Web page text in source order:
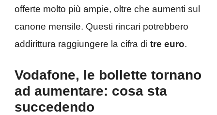
offerte molto più ampie, oltre che aumenti sul
canone mensile. Questi rincari potrebbero
addirittura raggiungere la cifra di tre euro.
Vodafone, le bollette tornano
ad aumentare: cosa sta
succedendo